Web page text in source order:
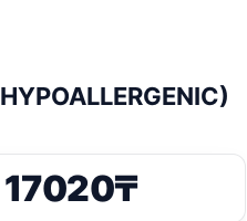
HYPOALLERGENIC)
17020₸